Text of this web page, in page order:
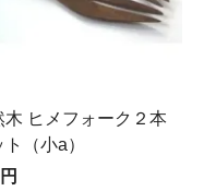
木 ヒメフォーク２本
ト（小a）